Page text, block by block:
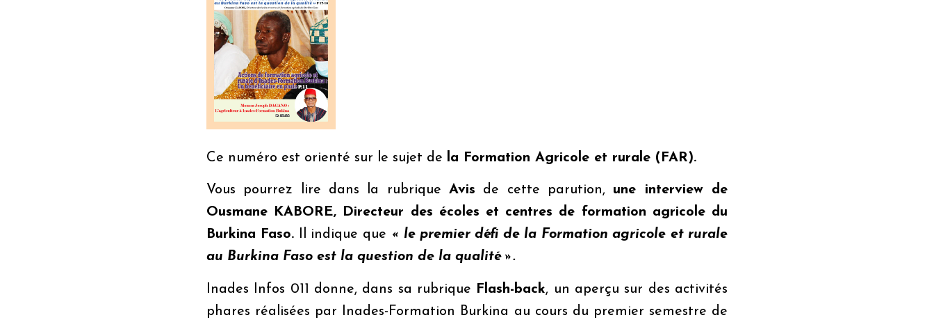
Ce numéro est orienté sur le sujet de la Formation Agricole et rurale (FAR).
Vous pourrez lire dans la rubrique Avis de cette parution, une interview de
Ousmane KABORE, Directeur des écoles et centres de formation agricole du
Burkina Faso. Il indique que « le premier défi de la Formation agricole et rurale
au Burkina Faso est la question de la qualité ».
Inades Infos 011 donne, dans sa rubrique Flash-back, un aperçu sur des activités
phares réalisées par
Inades-Formation Burkina au cours du premier semestre de